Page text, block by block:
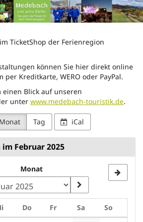
TicketShop der Ferienregion
können Sie hier direkt online
per Kreditkarte, WERO oder PayPal.
Blick auf unseren
unter www.medebach-touristik.de.
Monat Tag iCal
Februar 2025
Monat
Mittwoch
Do Donnerstag
FrFreitagSaSamstag
So